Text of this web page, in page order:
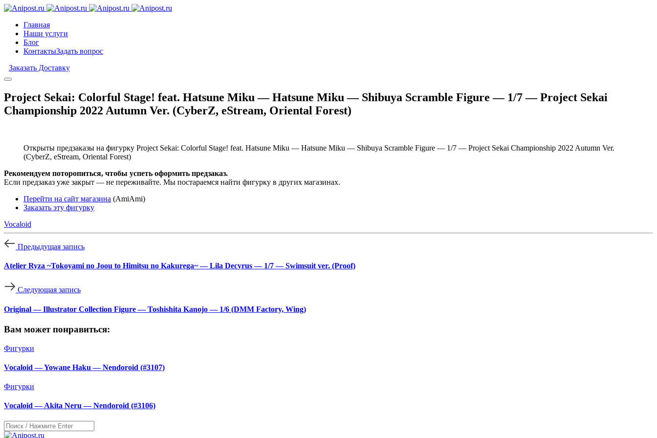
Главная
Наши услуги
Блог
КонтактыЗадать вопрос
Заказать Доставку
Project Sekai: Colorful Stage! feat. Hatsune Miku — Hatsune Miku — Shibuya Scramble Figure — 1/7 — Project Sekai
Championship 2022 Autumn Ver. (CyberZ, eStream, Oriental Forest)
Открыты предзаказы на фигурку Project Sekai: Colorful Stage! feat. Hatsune Miku — Hatsune Miku — Shibuya Scramble Figure — 1/7 — Project Sekai Championship 2022 Autumn Ver.
(CyberZ, eStream, Oriental Forest)
Рекомендуем поторопиться, чтобы успеть оформить предзаказ.
Если предзаказ уже закрыт — не переживайте. Мы постараемся найти фигурку в других магазинах.
Перейти на сайт магазина (AmiAmi)
Заказать эту фигурку
Vocaloid
Предыдущая запись
Atelier Ryza ~Tokoyami no Joou to Himitsu no Kakurega~ — Lila Decyrus — 1/7 — Swimsuit ver. (Proof)
Следующая запись
Original — Illustrator Collection Figure — Toshishita Kanojo — 1/6 (DMM Factory, Wing)
Вам может понравиться:
Фигурки
Vocaloid — Yowane Haku — Nendoroid (#3107)
Фигурки
Vocaloid — Akita Neru — Nendoroid (#3106)